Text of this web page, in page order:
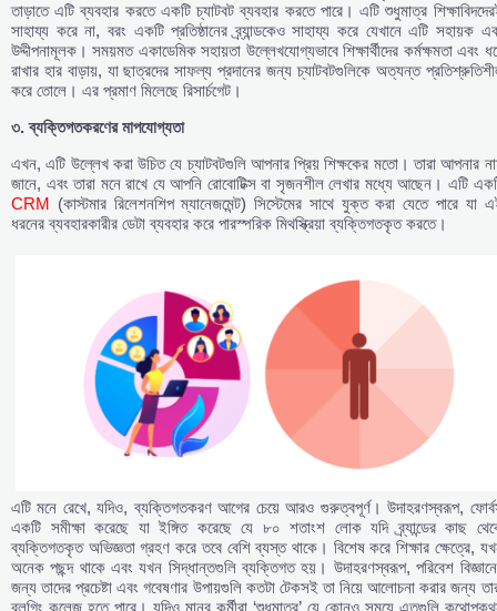
তাড়াতে এটি ব্যবহার করতে একটি চ্যাটবট ব্যবহার করতে পারে। এটি শুধুমাত্র
সাহায্য করে না, বরং একটি প্রতিষ্ঠানের ব্র্যান্ডকেও সাহায্য করে যেখানে এটি সহায়ক
উদ্দীপনামূলক। সময়মত একাডেমিক সহায়তা উল্লেখযোগ্যভাবে শিক্ষার্থীদের কর্মক্ষমতা এবং
রাখার হার বাড়ায়, যা ছাত্রদের সাফল্য প্রদানের জন্য চ্যাটবটগুলিকে অত্যন্ত
করে তোলে। এর প্রমাণ মিলেছে রিসার্চগেট।
৩.ব্যক্তিগতকরণেরমাপযোগ্যতা
এখন, এটি উল্লেখ করা উচিত যে চ্যাটবটগুলি আপনার প্রিয় শিক্ষকের মতো। তারা আপনার
জানে, এবং তারা মনে রাখে যে আপনি রোবোটিক্স বা সৃজনশীল লেখার মধ্যে আছেন। এটি
CRM (কাস্টমার রিলেশনশিপ ম্যানেজমেন্ট) সিস্টেমের সাথে যুক্ত করা যেতে পারে যা
ধরনের ব্যবহারকারীর ডেটা ব্যবহার করে পারস্পরিক মিথস্ক্রিয়া ব্যক্তিগতকৃত করতে।
এটি মনে রেখে, যদিও, ব্যক্তিগতকরণ আগের চেয়ে আরও গুরুত্বপূর্ণ। উদাহরণস্বরূপ,
একটি সমীক্ষা করেছে যা ইঙ্গিত করেছে যে ৮০ শতাংশ লোক যদি ব্র্যান্ডের কাছ
ব্যক্তিগতকৃত অভিজ্ঞতা গ্রহণ করে তবে বেশি ব্যস্ত থাকে। বিশেষ করে শিক্ষার ক্ষেত্রে,
অনেক পছন্দ থাকে এবং যখন সিদ্ধান্তগুলি ব্যক্তিগত হয়। উদাহরণস্বরূপ, পরিবেশ
জন্য তাদের প্রচেষ্টা এবং গবেষণার উপায়গুলি কতটা টেকসই তা নিয়ে আলোচনা করার জন্য
ব্লগিং কলেজ হতে পারে। যদিও মানব কর্মীরা ‘শুধুমাত্র’ যে কোনও সময়ে এতগুলি